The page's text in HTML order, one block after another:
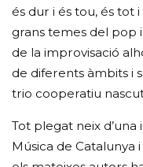
és dur i és tou, és tot i
grans temes del pop
de la improvisació
de diferents àmbits i
trio cooperatiu
Tot plegat neix d’una
Música de Catalunya